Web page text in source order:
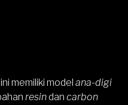
memiliki model ana-digi
resindan carbon